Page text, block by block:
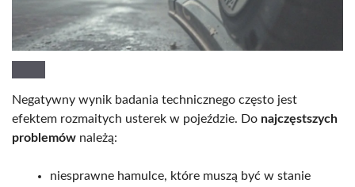
Negatywny wynik badania technicznego często jest
efektem rozmaitych usterek w pojeździe. Do najczęstszych
problemów należą:
niesprawne hamulce, które muszą być w stanie